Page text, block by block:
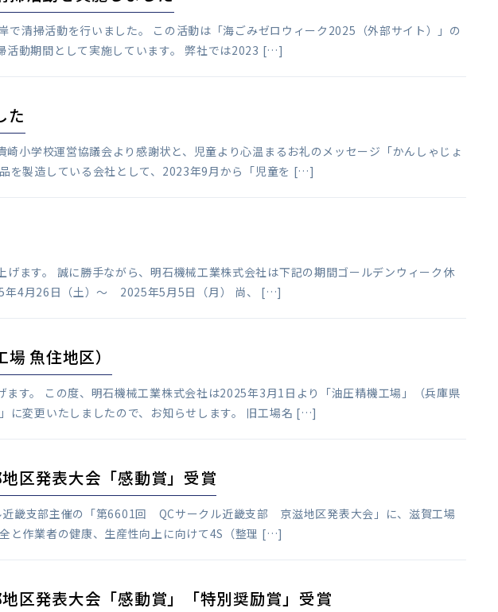
清掃活動を行いました。 この活動は「海ごみゼロウィーク2025（外部サイト）」の
活動期間として実施しています。 弊社では2023 […]
た
小学校運営協議会より感謝状と、児童より心温まるお礼のメッセージ「かんしゃじょ
を製造している会社として、2023年9月から「児童を […]
ます。 誠に勝手ながら、明石機械工業株式会社は下記の期間ゴールデンウィーク休
年4月26日（土）～ 2025年5月5日（月） 尚、 […]
魚住地区）
す。 この度、明石機械工業株式会社は2025年3月1日より「油圧精機工場」（兵庫県
に変更いたしましたので、お知らせします。 旧工場名 […]
区発表大会「感動賞」受賞
畿支部主催の「第6601回 QCサークル近畿支部 京滋地区発表大会」に、滋賀工場
と作業者の健康、生産性向上に向けて4S（整理 […]
区発表大会「感動賞」「特別奨励賞」受賞